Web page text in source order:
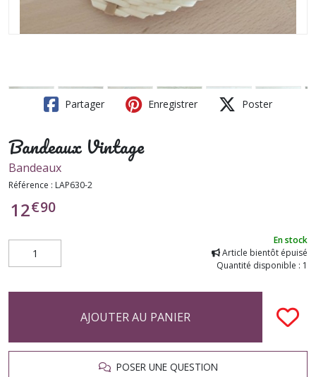
Partager Enregistrer Poster
Bandeaux Vintage
Bandeaux
Référence : LAP630-2
12€90
En stock
Article bientôt épuisé
Quantité disponible : 1
AJOUTER AU PANIER
POSER UNE QUESTION